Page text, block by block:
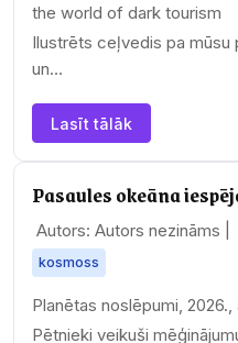
the world of dark tourism
Ilustrēts ceļvedis pa mūsu
un…
Lasīt tālāk
Pasaules okeāna
Autors: Autors nezināms |
kosmoss
Planētas noslēpumi,
Pētnieki veikuši